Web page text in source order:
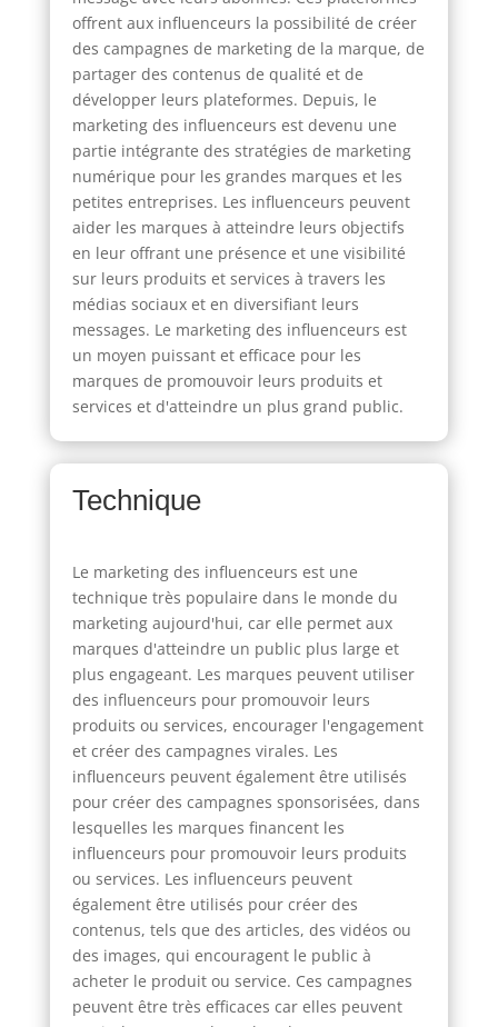
offrent aux influenceurs la possibilité de créer
des campagnes de marketing de la marque, de
partager des contenus de qualité et de
développer leurs plateformes. Depuis, le
marketing des influenceurs est devenu une
partie intégrante des stratégies de marketing
numérique pour les grandes marques et les
petites entreprises. Les influenceurs peuvent
aider les marques à atteindre leurs objectifs
en leur offrant une présence et une visibilité
sur leurs produits et services à travers les
médias sociaux et en diversifiant leurs
messages. Le marketing des influenceurs est
un moyen puissant et efficace pour les
marques de promouvoir leurs produits et
services et d'atteindre un plus grand public.
Technique
Le marketing des influenceurs est une
technique très populaire dans le monde du
marketing aujourd'hui, car elle permet aux
marques d'atteindre un public plus large et
plus engageant. Les marques peuvent utiliser
des influenceurs pour promouvoir leurs
produits ou services, encourager l'engagement
et créer des campagnes virales. Les
influenceurs peuvent également être utilisés
pour créer des campagnes sponsorisées, dans
lesquelles les marques financent les
influenceurs pour promouvoir leurs produits
ou services. Les influenceurs peuvent
également être utilisés pour créer des
contenus, tels que des articles, des vidéos ou
des images, qui encouragent le public à
acheter le produit ou service. Ces campagnes
peuvent être très efficaces car elles peuvent